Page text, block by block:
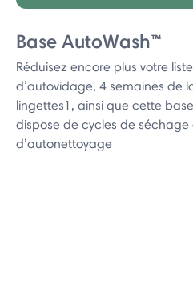
Base AutoWash™
Réduisez encore plus votre
d’autovidage, 4 semaines de
lingettes1, ainsi que cette
dispose de cycles de séchage
d’autonettoyage